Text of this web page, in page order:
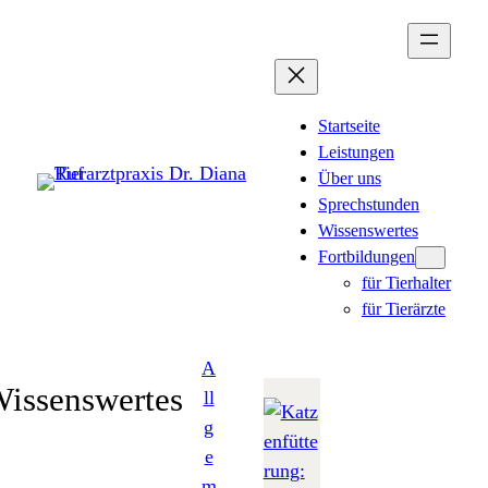
Startseite
Leistungen
Über uns
Sprechstunden
Wissenswertes
Fortbildungen
für Tierhalter
für Tierärzte
A
ll
g
e